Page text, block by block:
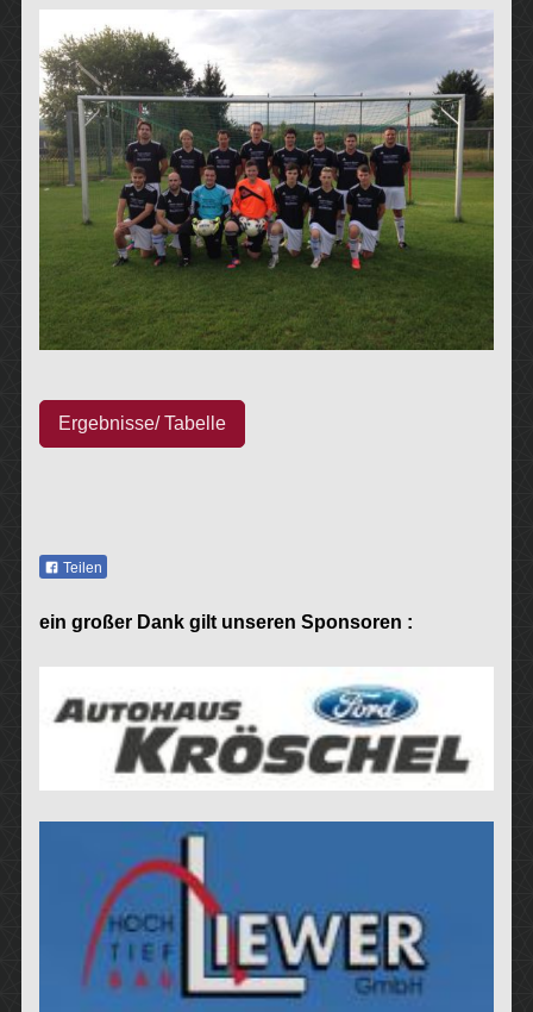
Ergebnisse/ Tabelle
Teilen
ein großer Dank gilt unseren Sponsoren :